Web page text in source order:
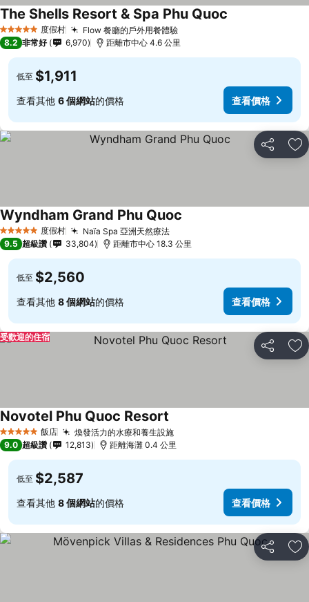
5 星級 度假村 Flow 餐廳的戶外用餐體驗
The Shells Resort & Spa Phu Quoc
8.2 非常好 6,970 距離市中心 4.6 公里
低至 $1,911
查看其他 6 個網站的價格 查看價格
分享 加
5 星級 度假村 Naïa Spa 亞洲天然療法
Wyndham Grand Phu Quoc
9.5 超級讚 33,804 距離市中心 18.3 公里
低至 $2,560
查看其他 8 個網站的價格 查看價格
分享 加
受歡迎的住宿
5 星級 飯店 煥發活力的水療和養生設施
Novotel Phu Quoc Resort
9.0 超級讚 12,813 距離海灘 0.4 公里
低至 $2,587
查看其他 8 個網站的價格 查看價格
分享 加